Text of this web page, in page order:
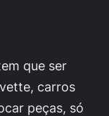
que ser
carros
peças, só